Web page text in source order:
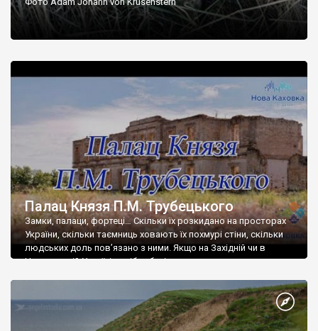
Палац Князя П.М. Трубецького
Замки, палаци, фортеці… Скільки їх розкидано на просторах
України, скільки таємниць ховають їх похмурі стіни, скільки
людських доль пов’язано з ними. Якщо на Західній чи в
Центральній Україні подібна будівля не в диковинку, то на
від своїх колег по архітектурі на Заході, окрім того, що […]